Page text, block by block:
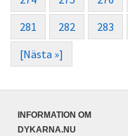
281
282 283
[Nästa »]
INFORMATION OM
DYKARNA.NU